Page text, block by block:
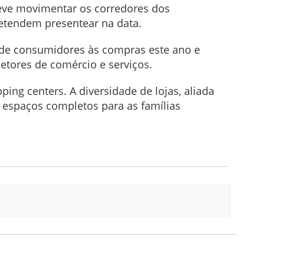
movimentar os corredores dos
presentear na data.
consumidores às compras este ano e
de comércio e serviços.
centers. A diversidade de lojas, aliada
completos para as famílias